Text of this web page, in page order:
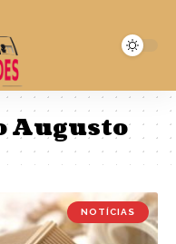
Augusto
NOTÍCIAS